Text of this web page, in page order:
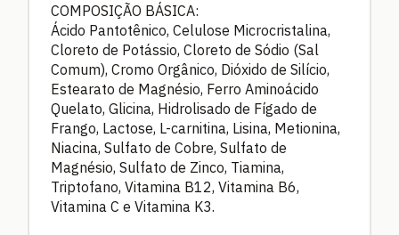
COMPOSIÇÃO BÁSICA:
Ácido Pantotênico, Celulose Microcristalina,
Cloreto de Potássio, Cloreto de Sódio (Sal
Comum), Cromo Orgânico, Dióxido de Silício,
Estearato de Magnésio, Ferro Aminoácido
Quelato, Glicina, Hidrolisado de Fígado de
Frango, Lactose, L-carnitina, Lisina, Metionina,
Niacina, Sulfato de Cobre, Sulfato de
Magnésio, Sulfato de Zinco, Tiamina,
Triptofano, Vitamina B12, Vitamina B6,
Vitamina C e Vitamina K3.